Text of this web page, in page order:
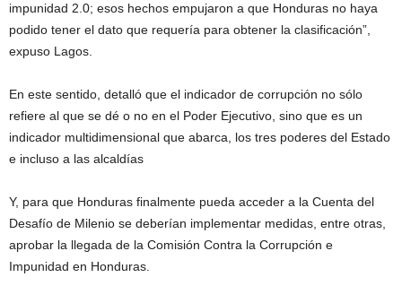
impunidad 2.0; esos hechos empujaron a que Honduras no haya
podido tener el dato que requería para obtener la clasificación”,
expuso Lagos.
En este sentido, detalló que el indicador de corrupción no sólo
refiere al que se dé o no en el Poder Ejecutivo, sino que es un
indicador multidimensional que abarca, los tres poderes del Estado
e incluso a las alcaldías
Y, para que Honduras finalmente pueda acceder a la Cuenta del
Desafío de Milenio se deberían implementar medidas, entre otras,
aprobar la llegada de la Comisión Contra la Corrupción e
Impunidad en Honduras.